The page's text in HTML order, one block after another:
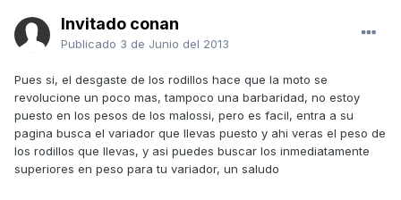
Invitado conan
Publicado 3 de Junio del 2013
Pues si, el desgaste de los rodillos hace que la moto se
revolucione un poco mas, tampoco una barbaridad, no estoy
puesto en los pesos de los malossi, pero es facil, entra a su
pagina busca el variador que llevas puesto y ahi veras el peso de
los rodillos que llevas, y asi puedes buscar los inmediatamente
superiores en peso para tu variador, un saludo